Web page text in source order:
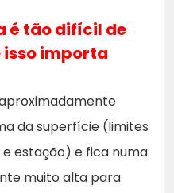
é tão difícil de
isso importa
da superfície (limites
estação) e fica numa
muito alta para